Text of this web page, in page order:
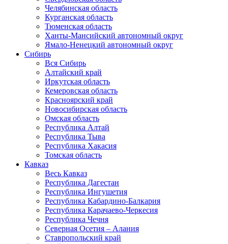
Челябинская область
Курганская область
Тюменская область
Ханты-Мансийский автономный округ
Ямало-Ненецкий автономный округ
Сибирь
Вся Сибирь
Алтайский край
Иркутская область
Кемеровская область
Красноярский край
Новосибирская область
Омская область
Республика Алтай
Республика Тыва
Республика Хакасия
Томская область
Кавказ
Весь Кавказ
Республика Дагестан
Республика Ингушетия
Республика Кабардино-Балкария
Республика Карачаево-Черкесия
Республика Чечня
Северная Осетия – Алания
Ставропольский край